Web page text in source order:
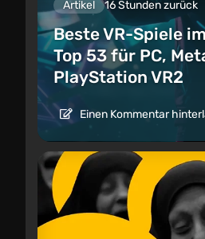
Artikel 16 Stunden zurück
Beste VR-Spiele
Top 53 für PC,
PlayStation VR2
Einen Kommentar